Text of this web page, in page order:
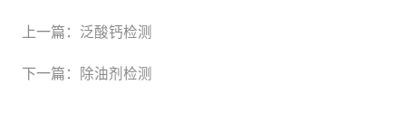
上一篇： 泛酸钙检测
下一篇： 除油剂检测